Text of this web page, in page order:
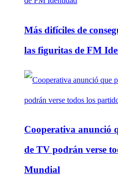
Más difíciles de
las figuritas de FM
Cooperativa anunció
de TV podrán verse
Mundial